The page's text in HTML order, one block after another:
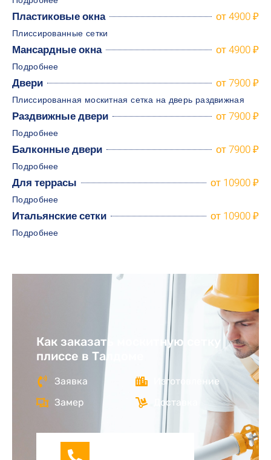
Пластиковые окна от 4900 ₽
Плиссированные сетки
Мансардные окна от 4900 ₽
Подробнее
Двери от 7900 ₽
Плиссированная москитная сетка на дверь раздвижная
Раздвижные двери от 7900 ₽
Подробнее
Балконные двери от 7900 ₽
Подробнее
Для террасы от 10900 ₽
Подробнее
Итальянские сетки от 10900 ₽
Подробнее
Как заказать москитную сетку
плиссе в Талдоме
Заявка
Замер
Изготовление
Доставка